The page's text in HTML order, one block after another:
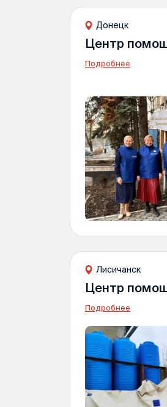
Донецк
Центр
Подробнее
Лисичанск
Центр
Подробнее